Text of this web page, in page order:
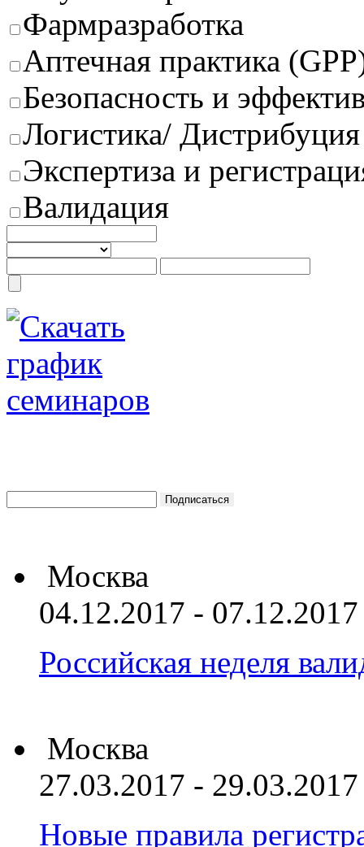
Фармразработка
Аптечная практика
Безопасность и
Логистика/
Экспертиза и
Валидация
Москва
04.12.2017 - 07.12.2017
Российская неделя
Москва
27.03.2017 - 29.03.2017
Новые правила